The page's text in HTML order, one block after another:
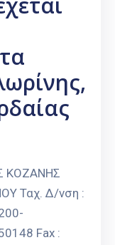
ΚΟΖΑΝΗΣ
Ταχ. Δ/νση :
Fax :